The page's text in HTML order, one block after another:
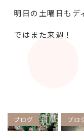
明日の土曜日もデ
ではまた来週！
ブログ ブロ